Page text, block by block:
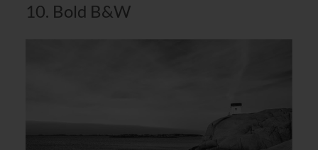
10. Bold B&W